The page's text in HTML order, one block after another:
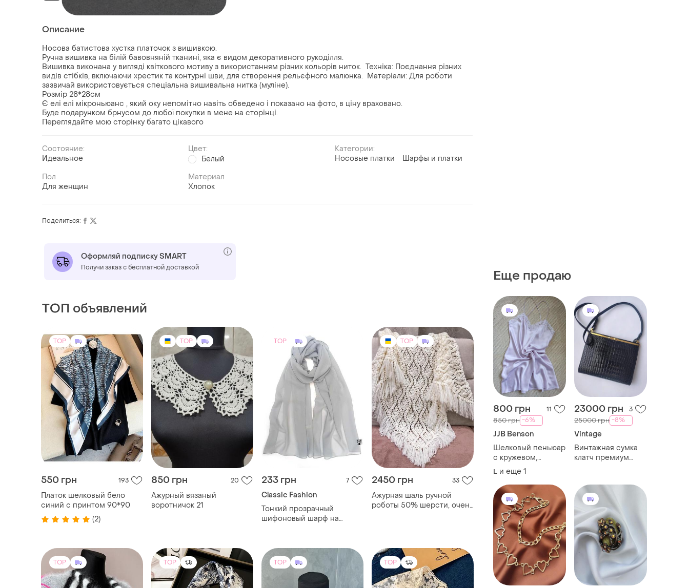
Описание
Носова батистова хустка платочок з вишивкою.
Ручна вишивка на білій бавовняній тканині, яка є видом декоративного рукоділля.
Вишивка виконана у вигляді квіткового мотиву з використанням різних кольорів ниток. Техніка: Поєднання різних
видів стібків, включаючи хрестик та контурні шви, для створення рельєфного малюнка. Матеріали: Для роботи
зазвичай використовується спеціальна вишивальна нитка (муліне).
Розмір 28*28см
Є елі елі мікроньюанс , який оку непомітно навіть обведено і показано на фото, в ціну враховано.
Буде подарунком брнусом до любої покупки в мене на сторінці.
Переглядайте мою сторінку багато цікавого
Состояние:
Идеальное
Цвет:
Белый
Категории:
Носовые платки
Шарфы и платки
Пол
Для женщин
Материал
Хлопок
Еще продаю
800 грн 11
850 грн -6%
JJB Benson
Шелковый пеньюар
с кружевом,
ночнушка jjb
benson
L и еще 1
23000 грн 3
25000 грн -8%
Vintage
Винтажная сумка
клатч премиум
(аллигатора)
франция
Поделиться:
Оформляй подписку SMART
Получи заказ с бесплатной доставкой
ТОП объявлений
TOP
550 грн 193
Платок шелковый бело
синий с принтом 90*90
(2)
TOP
850 грн 20
Ажурный вязаный
воротничок 21
TOP
233 грн 7
Classic Fashion
Тонкий прозрачный
шифоновый шарф на
TOP
2450 грн 33
Ажурная шаль ручной
роботы 50% шерсти, очень
TOP TOP TOP TOP